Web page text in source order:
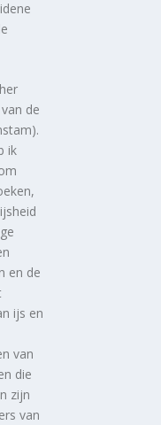
de
ik
en de
ijs en
van
die
zijn
van